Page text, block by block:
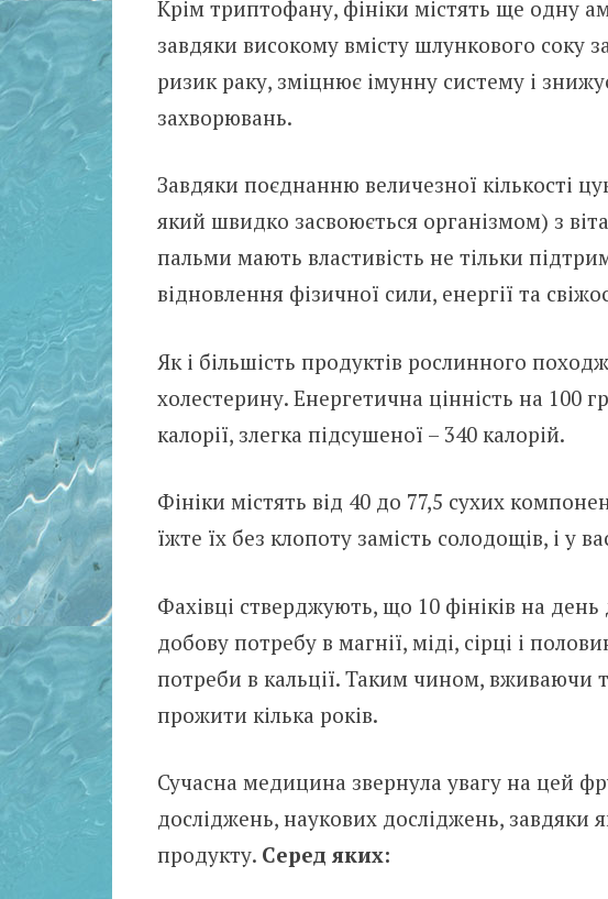
Крім триптофану, фініки містять ще одну
завдяки високому вмісту шлункового соку
ризик раку, зміцнює імунну систему і
захворювань.
Завдяки поєднанню величезної кількості
який швидко засвоюється організмом) з
пальми мають властивість не тільки
відновлення фізичної сили, енергії та
Як і більшість продуктів рослинного
холестерину. Енергетична цінність на 100
калорії, злегка підсушеної – 340 калорій.
Фініки містять від 40 до 77,5 сухих
їжте їх без клопоту замість солодощів, і у
Фахівці стверджують, що 10 фініків на
добову потребу в магнії, міді, сірці і
потреби в кальції. Таким чином, вживаючи
прожити кілька років.
Сучасна медицина звернула увагу на цей
досліджень, наукових досліджень, завдяки
продукту. Серед яких: